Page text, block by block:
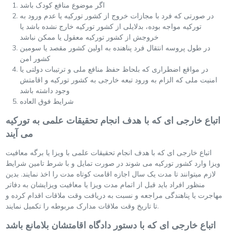
اگر موضوع منافع کودک باشد
در صورتی که فرد با مجازات خروج از کشور تورکیه یا عدم ورود به
تورکیه مواجه بوده، بدلایلی از کشور تورکیه خارج نشده باشد یا
خروجش از کشور تورکیه معقول یا ممکن نباشد
در طول پروسه انتقال فرد پناهنده به اولین کشور مقصد یا سومین
کشور امن
در مواقع اضطراری که بلحاظ حفظ منافع ملی و ترتیبات دولتی یا
امنیت ملی که الزام به ورود تبعه خارجی به کشور تورکیه و اقامتش
وجود داشته باشد
شرایط فوق العاده
اتباع خارجی ای که با هدف انجام تحقیقات علمی به تورکیه
می آیند
اتباع خارجی ای که با هدف انجام تحقیقات علمی با ویزا یا برگه معافیت
ویزا وارد کشور تورکیه می شوند در صورت تمایل و با شرط تامین شرایط
لازم میتوانند تا مدت یک سال اجازه اقامت کوتاه مدت را اخذ نمایند. بدین
منظور افراد باید قبل از اتمام مدت ویزا یا معافیت ویزایشان به دفاتر
مهاجرت یا پناهندگی مراجعه و نسبت به دریافت وقت ملاقات اقدام کرده و
تا تاریخ وقت ملاقات مدارک مربوطه را تکمیل نمایند.
اتباع خارجی ای که با دستور دادگاه اقامتشان بلامانع باشد